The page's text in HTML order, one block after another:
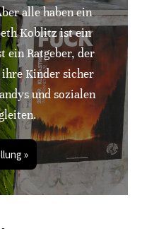
alle haben ein
Koblitz ist ein
ein Ratgeber, der
Kinder sicher
und sozialen
»